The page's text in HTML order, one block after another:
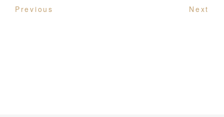
Previous Next